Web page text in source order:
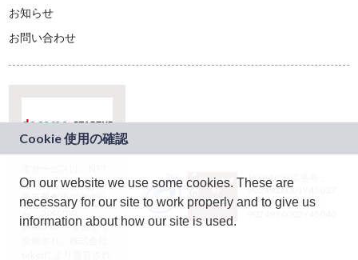
お知らせ
お問い合わせ
ドコモグループの新
規事業創出プログラ
ム「docomo
STARTUP」を通じて
JASRAC許諾番号：
9024936001Y45037
JASRAC許諾番号：
On our website we use some cookies. These are
necessary for our site to work properly and to give us
information about how our site is used.